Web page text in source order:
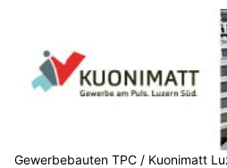
Gewerbebauten TPC / Kuonimatt